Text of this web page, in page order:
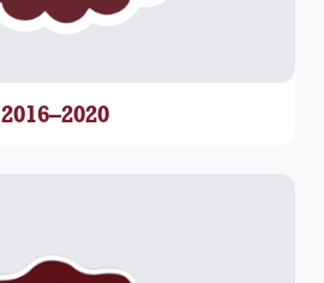
2016–2020